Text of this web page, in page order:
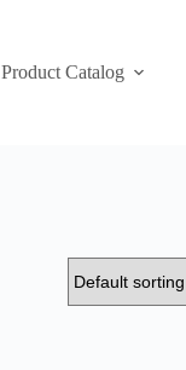
Product Catalog